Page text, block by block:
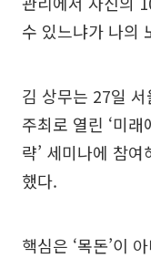
수 있느냐가 나의
김 상무는 27일
주최로 열린 ‘미
략’ 세미나에 참
했다.
핵심은 ‘목돈’이